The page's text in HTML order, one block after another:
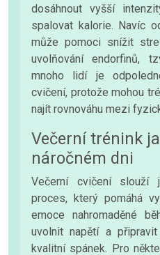
dosáhnout vyšší
spalovat kalorie. Navíc
může pomoci snížit
uvolňování endorfinů,
mnoho lidí je
cvičení, protože mohou
najít rovnováhu mezi
Večerní trénink
náročném dni
Večerní cvičení slouží
proces, který pomáhá
emoce nahromaděné
uvolnit napětí a
kvalitní spánek. Pro